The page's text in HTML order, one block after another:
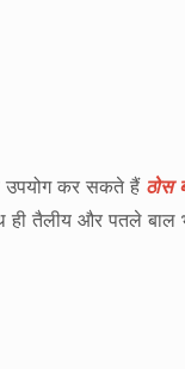
उपयोग कर सकते हैं ठोस
ही तैलीय और पतले